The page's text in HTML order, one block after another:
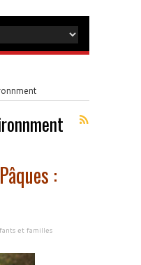
:
et familles